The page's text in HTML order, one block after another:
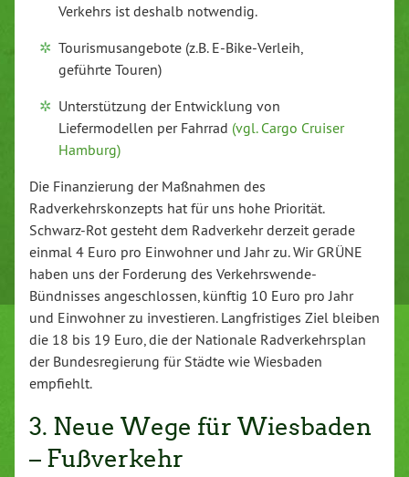
Verkehrs ist deshalb notwendig.
Tourismusangebote (z.B. E-Bike-Verleih,
geführte Touren)
Unterstützung der Entwicklung von
Liefermodellen per Fahrrad (vgl. Cargo Cruiser
Hamburg)
Die Finanzierung der Maßnahmen des
Radverkehrskonzepts hat für uns hohe Priorität.
Schwarz-Rot gesteht dem Radverkehr derzeit gerade
einmal 4 Euro pro Einwohner und Jahr zu. Wir GRÜNE
haben uns der Forderung des Verkehrswende-
Bündnisses angeschlossen, künftig 10 Euro pro Jahr
und Einwohner zu investieren. Langfristiges Ziel bleiben
die 18 bis 19 Euro, die der Nationale Radverkehrsplan
der Bundesregierung für Städte wie Wiesbaden
empfiehlt.
3. Neue Wege für Wiesbaden
– Fußverkehr